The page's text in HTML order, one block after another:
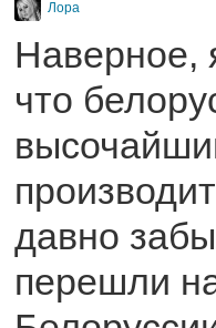
Лора
Наверное,
что
давно
перешли